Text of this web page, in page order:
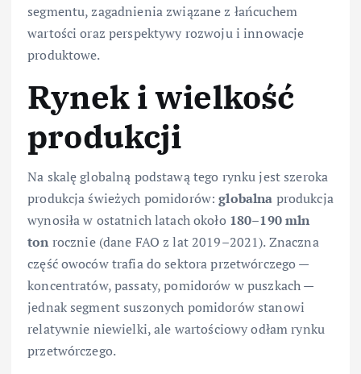
segmentu, zagadnienia związane z łańcuchem
wartości oraz perspektywy rozwoju i innowacje
produktowe.
Rynek i wielkość
produkcji
Na skalę globalną podstawą tego rynku jest szeroka
produkcja świeżych pomidorów:globalna produkcja
wynosiła w ostatnich latach około 180–190 mln
ton rocznie (dane FAO z lat 2019–2021). Znaczna
część owoców trafia do sektora przetwórczego —
koncentratów, passaty, pomidorów w puszkach —
jednak segment suszonych pomidorów stanowi
relatywnie niewielki, ale wartościowy odłam rynku
przetwórczego.